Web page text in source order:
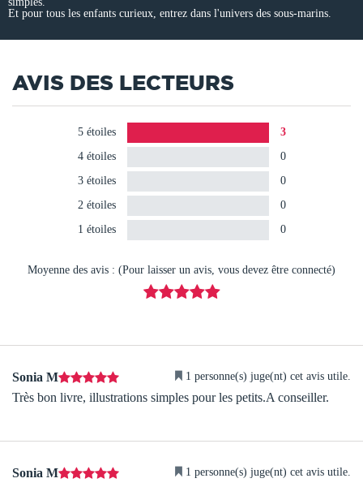
Et pour tous les enfants curieux, entrez dans l'univers des sous-marins.
AVIS DES LECTEURS
5 étoiles
3
4 étoiles
0
3 étoiles
0
2 étoiles
0
1 étoiles
0
Moyenne des avis : (Pour laisser un avis, vous devez être connecté)
Sonia M 1 personne(s) juge(nt) cet avis utile.
Très bon livre, illustrations simples pour les petits.A conseiller.
Sonia M 1 personne(s) juge(nt) cet avis utile.